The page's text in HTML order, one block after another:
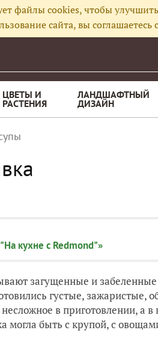
файлы cookies, чтобы
сайта, вы соглашаетесь с
ЦВЕТЫ И
РАСТЕНИЯ
ЛАНДШАФТНЫЙ
ДИЗАЙН
кухне с Redmond"»
загущенные и
густые,
в приготовлении, а в
могла быть с крупой, с